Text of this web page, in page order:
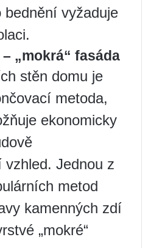
bednění vyžaduje
„mokrá“ fasáda
stěn domu je
metoda,
ekonomicky
vzhled. Jednou z
metod
kamenných zdí
„mokré“